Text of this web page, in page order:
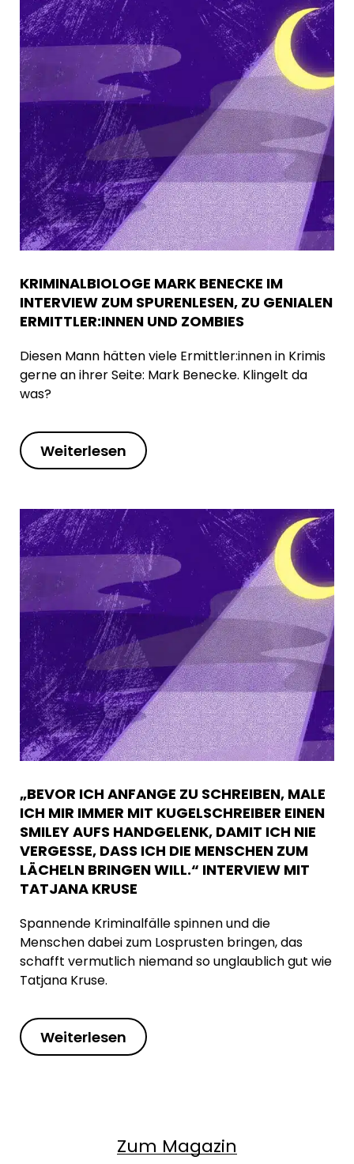
KRIMINALBIOLOGE MARK BENECKE IM
INTERVIEW ZUM SPURENLESEN, ZU GENIALEN
ERMITTLER:INNEN UND ZOMBIES
Diesen Mann hätten viele Ermittler:innen in Krimis
gerne an ihrer Seite: Mark Benecke. Klingelt da
was?
Weiterlesen
„BEVOR ICH ANFANGE ZU SCHREIBEN, MALE
ICH MIR IMMER MIT KUGELSCHREIBER EINEN
SMILEY AUFS HANDGELENK, DAMIT ICH NIE
VERGESSE, DASS ICH DIE MENSCHEN ZUM
LÄCHELN BRINGEN WILL.“ INTERVIEW MIT
TATJANA KRUSE
Spannende Kriminalfälle spinnen und die
Menschen dabei zum Losprusten bringen, das
schafft vermutlich niemand so unglaublich gut wie
Tatjana Kruse.
Weiterlesen
Zum Magazin